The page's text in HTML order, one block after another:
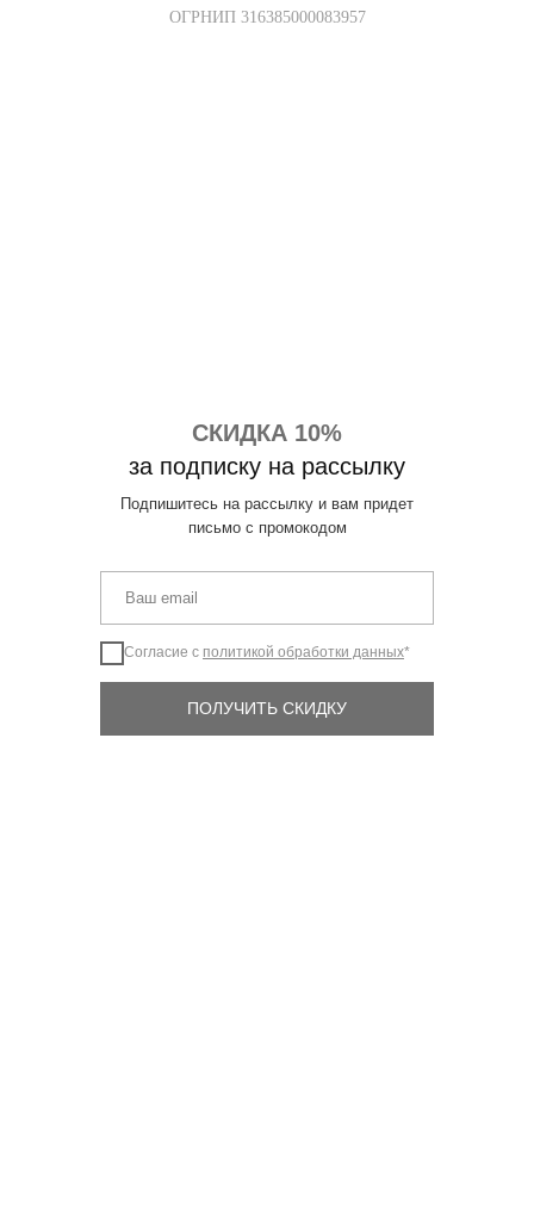
ОГРНИП 316385000083957
СКИДКА 10%
за подписку на рассылку
Подпишитесь на рассылку и вам придет
письмо с промокодом
Согласие с политикой обработки данных*
ПОЛУЧИТЬ СКИДКУ